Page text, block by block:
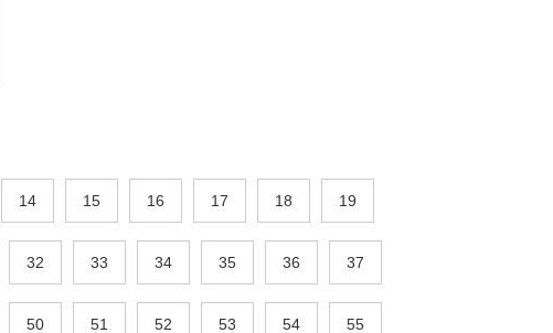
14 15 16 17 18 19
32 33 34 35 36 37
50 51 52 53 54 55